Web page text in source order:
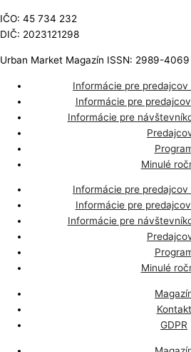
IČO: 45 734 232
DIČ: 2023121298
Urban Market Magazín ISSN: 2989-4069
Informácie pre
Informácie pre
Informácie pre
Minulé
Informácie pre
Informácie pre
Informácie pre
Minulé
Kontakt
GDPR